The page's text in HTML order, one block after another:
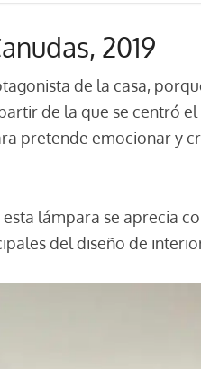
2019
de la casa,
de la que se centró
pretende emocionar y
lámpara se aprecia
del diseño de